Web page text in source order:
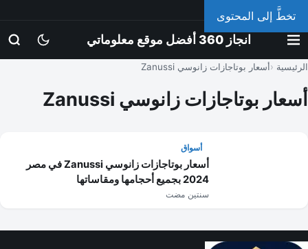
تخطَّ إلى المحتوى
انجاز 360 أفضل موقع معلوماتي
الرئيسية أسعار بوتاجازات زانوسي Zanussi
أسعار بوتاجازات زانوسي Zanussi
أسواق
أسعار بوتاجازات زانوسي Zanussi في مصر
2024 بجميع أحجامها ومقاساتها
سنتين مضت